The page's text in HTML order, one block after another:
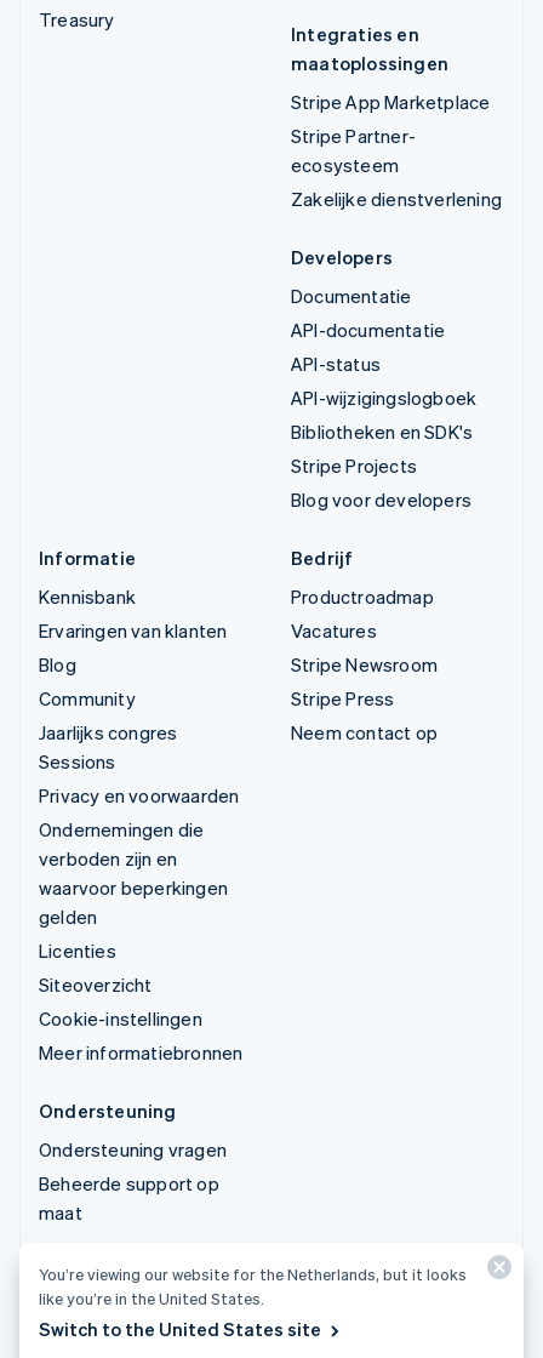
Treasury
Integraties en
maatoplossingen
Stripe App Marketplace
Stripe Partner-
ecosysteem
Zakelijke dienstverlening
Developers
Documentatie
API-documentatie
API-status
API-wijzigingslogboek
Bibliotheken en SDK's
Stripe Projects
Blog voor developers
Informatie
Kennisbank
Ervaringen van klanten
Blog
Community
Jaarlijks congres
Sessions
Privacy en voorwaarden
Ondernemingen die
verboden zijn en
waarvoor beperkingen
gelden
Licenties
Siteoverzicht
Cookie-instellingen
Meer informatiebronnen
Bedrijf
Productroadmap
Vacatures
Stripe Newsroom
Stripe Press
Neem contact op
Ondersteuning
Ondersteuning vragen
Beheerde support op
maat
© 2026 Stripe, LLC
You’re viewing our website for the Netherlands, but it looks
like you’re in the United States.
Switch to the United States site